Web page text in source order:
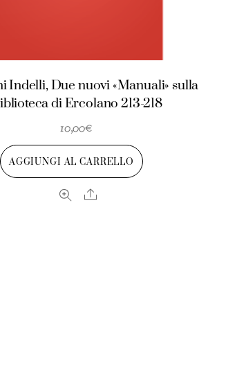
Indelli, Due nuovi «Manuali» sulla
di Ercolano 213-218
10,00€
AGGIUNGI AL CARRELLO
Share